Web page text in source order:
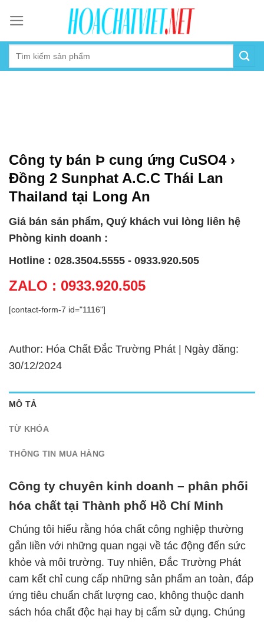
content
Công ty bán Þ cung ứng CuSO4 ›
Đồng 2 Sunphat A.C.C Thái Lan
Thailand tại Long An
Giá bán sản phẩm, Quý khách vui lòng liên hệ
Phòng kinh doanh :
Hotline : 028.3504.5555 - 0933.920.505
ZALO : 0933.920.505
[contact-form-7 id="1116"]
Author: Hóa Chất Đắc Trường Phát | Ngày đăng:
30/12/2024
MÔ TẢ
TỪ KHÓA
THÔNG TIN MUA HÀNG
Công ty chuyên kinh doanh – phân phối
hóa chất tại Thành phố Hồ Chí Minh
Chúng tôi hiểu rằng hóa chất công nghiệp thường
gắn liền với những quan ngại về tác động đến sức
khỏe và môi trường. Tuy nhiên, Đắc Trường Phát
cam kết chỉ cung cấp những sản phẩm an toàn, đáp
ứng tiêu chuẩn chất lượng cao, không thuộc danh
sách hóa chất độc hại hay bị cấm sử dụng. Chúng